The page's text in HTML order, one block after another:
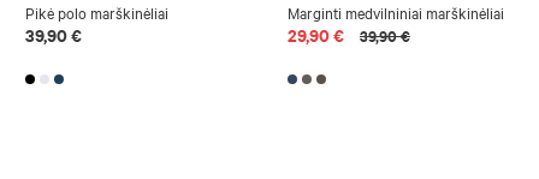
Pikė polo marškinėliai
39,90 €
Marginti medvilniniai marškinėliai
29,90 € 39,90 €